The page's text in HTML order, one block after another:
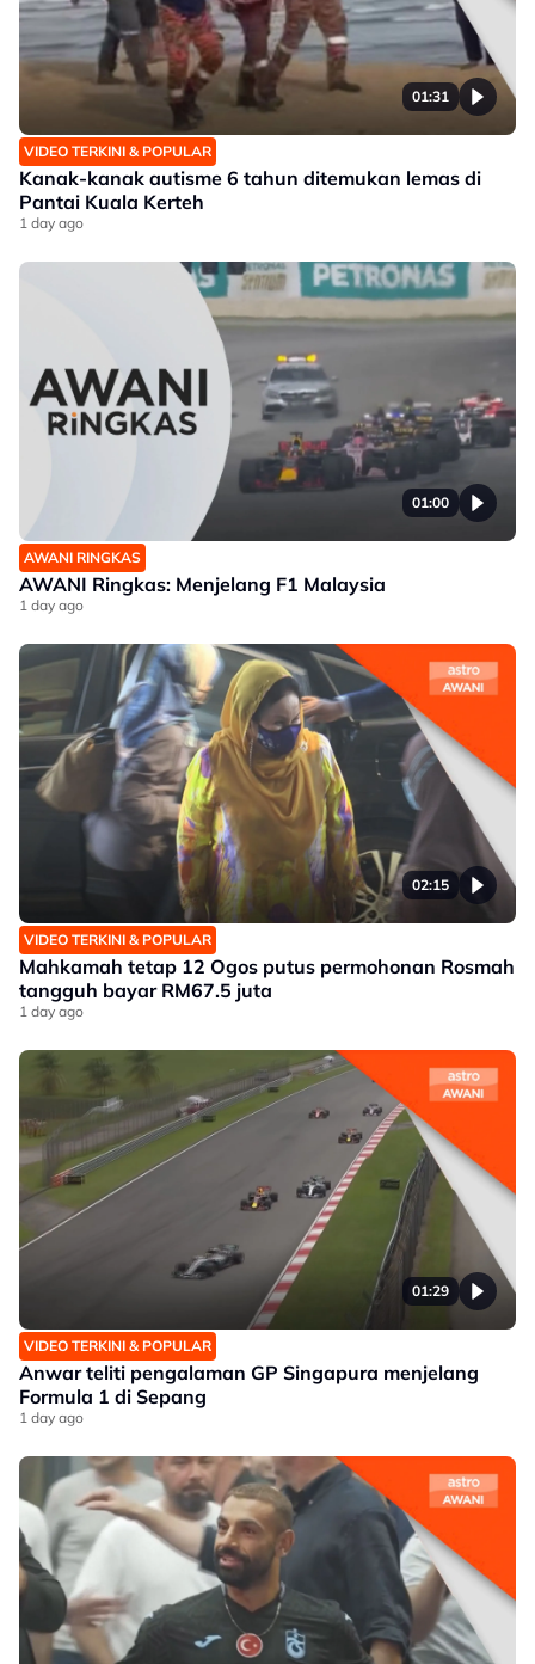
01:31
VIDEO TERKINI & POPULAR
Kanak-kanak autisme 6 tahun ditemukan lemas di
Pantai Kuala Kerteh
1 day ago
01:00
AWANI RINGKAS
AWANI Ringkas: Menjelang F1 Malaysia
1 day ago
02:15
VIDEO TERKINI & POPULAR
Mahkamah tetap 12 Ogos putus permohonan Rosmah
tangguh bayar RM67.5 juta
1 day ago
01:29
VIDEO TERKINI & POPULAR
Anwar teliti pengalaman GP Singapura menjelang
Formula 1 di Sepang
1 day ago